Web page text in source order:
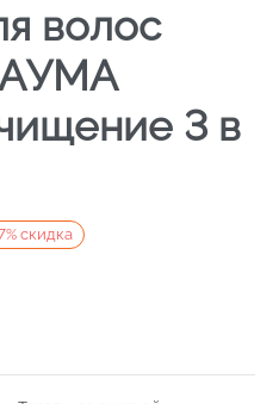
волос
3 в
% скидка